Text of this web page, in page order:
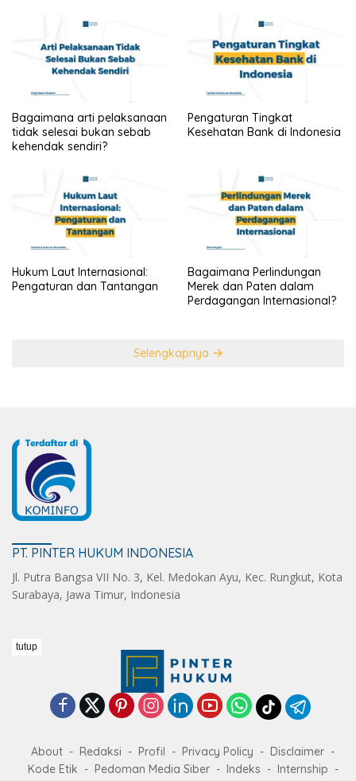
Bagaimana arti pelaksanaan
tidak selesai bukan sebab
kehendak sendiri?
Pengaturan Tingkat
Kesehatan Bank di Indonesia
Hukum Laut Internasional:
Pengaturan dan Tantangan
Bagaimana Perlindungan
Merek dan Paten dalam
Perdagangan Internasional?
Selengkapnya
PT. PINTER HUKUM INDONESIA
Jl. Putra Bangsa VII No. 3, Kel. Medokan Ayu, Kec. Rungkut, Kota
Surabaya, Jawa Timur, Indonesia
About Redaksi Profil Privacy Policy
Disclaimer
Kode Etik
Pedoman Media Siber Indeks
Internship
tutup